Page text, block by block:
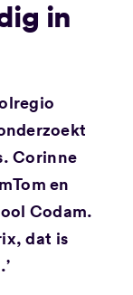
in
Corinne
en
Codam.
dat is